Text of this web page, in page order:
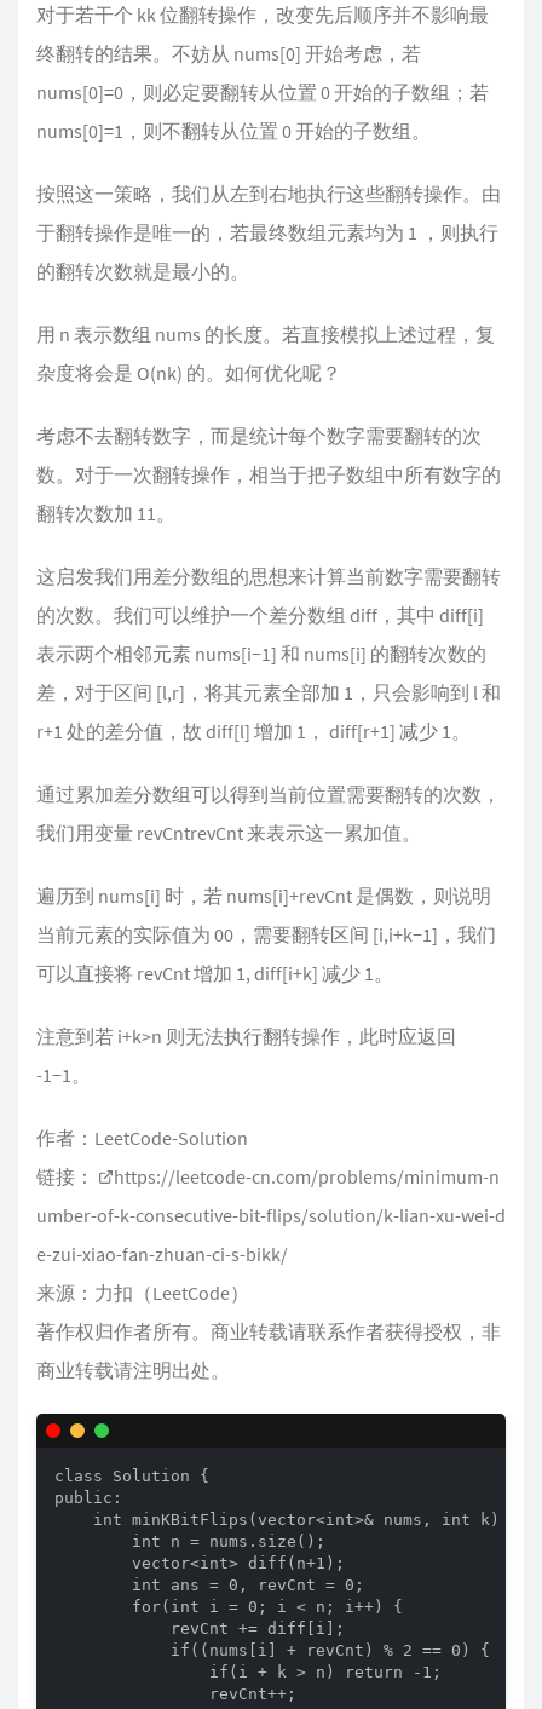
对于若干个 kk 位翻转操作，改变先后顺序并不影响最
终翻转的结果。不妨从 nums[0] 开始考虑，若
nums[0]=0，则必定要翻转从位置 0 开始的子数组；若
nums[0]=1，则不翻转从位置 0 开始的子数组。
按照这一策略，我们从左到右地执行这些翻转操作。由
于翻转操作是唯一的，若最终数组元素均为 1 ，则执行
的翻转次数就是最小的。
用 n 表示数组 nums 的长度。若直接模拟上述过程，复
杂度将会是 O(nk) 的。如何优化呢？
考虑不去翻转数字，而是统计每个数字需要翻转的次
数。对于一次翻转操作，相当于把子数组中所有数字的
翻转次数加 11。
这启发我们用差分数组的思想来计算当前数字需要翻转
的次数。我们可以维护一个差分数组 diff，其中 diff[i]
表示两个相邻元素 nums[i−1] 和 nums[i] 的翻转次数的
差，对于区间 [l,r]，将其元素全部加 1，只会影响到 l 和
r+1 处的差分值，故 diff[l] 增加 1， diff[r+1] 减少 1。
通过累加差分数组可以得到当前位置需要翻转的次数，
我们用变量 revCntrevCnt 来表示这一累加值。
遍历到 nums[i] 时，若 nums[i]+revCnt 是偶数，则说明
当前元素的实际值为 00，需要翻转区间 [i,i+k−1]，我们
可以直接将 revCnt 增加 1, diff[i+k] 减少 1。
注意到若 i+k>n 则无法执行翻转操作，此时应返回
-1−1。
作者：LeetCode-Solution
链接：
https://leetcode-cn.com/problems/minimum-n
umber-of-k-consecutive-bit-flips/solution/k-lian-xu-wei-d
e-zui-xiao-fan-zhuan-ci-s-bikk/
来源：力扣（LeetCode）
著作权归作者所有。商业转载请联系作者获得授权，非
商业转载请注明出处。
class Solution {
public:
    int minKBitFlips(vector<int>& nums, int k) {
        int n = nums.size();
        vector<int> diff(n+1);
        int ans = 0, revCnt = 0;
        for(int i = 0; i < n; i++) {
            revCnt += diff[i];
            if((nums[i] + revCnt) % 2 == 0) {
                if(i + k > n) return -1;
                revCnt++;